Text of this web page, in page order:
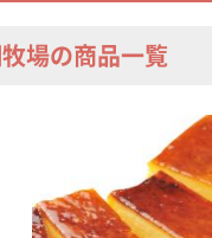
場の商品一覧